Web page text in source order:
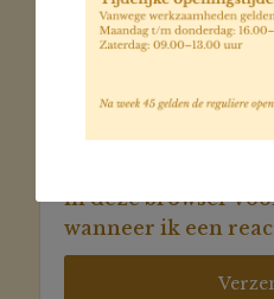
Naam*
in deze browser
wanneer ik een